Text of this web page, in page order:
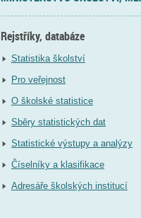
Rejstříky, databáze
Statistika školství
Pro veřejnost
O školské statistice
Sběry statistických dat
Statistické výstupy a analýzy
Číselníky a klasifikace
Adresáře školských institucí